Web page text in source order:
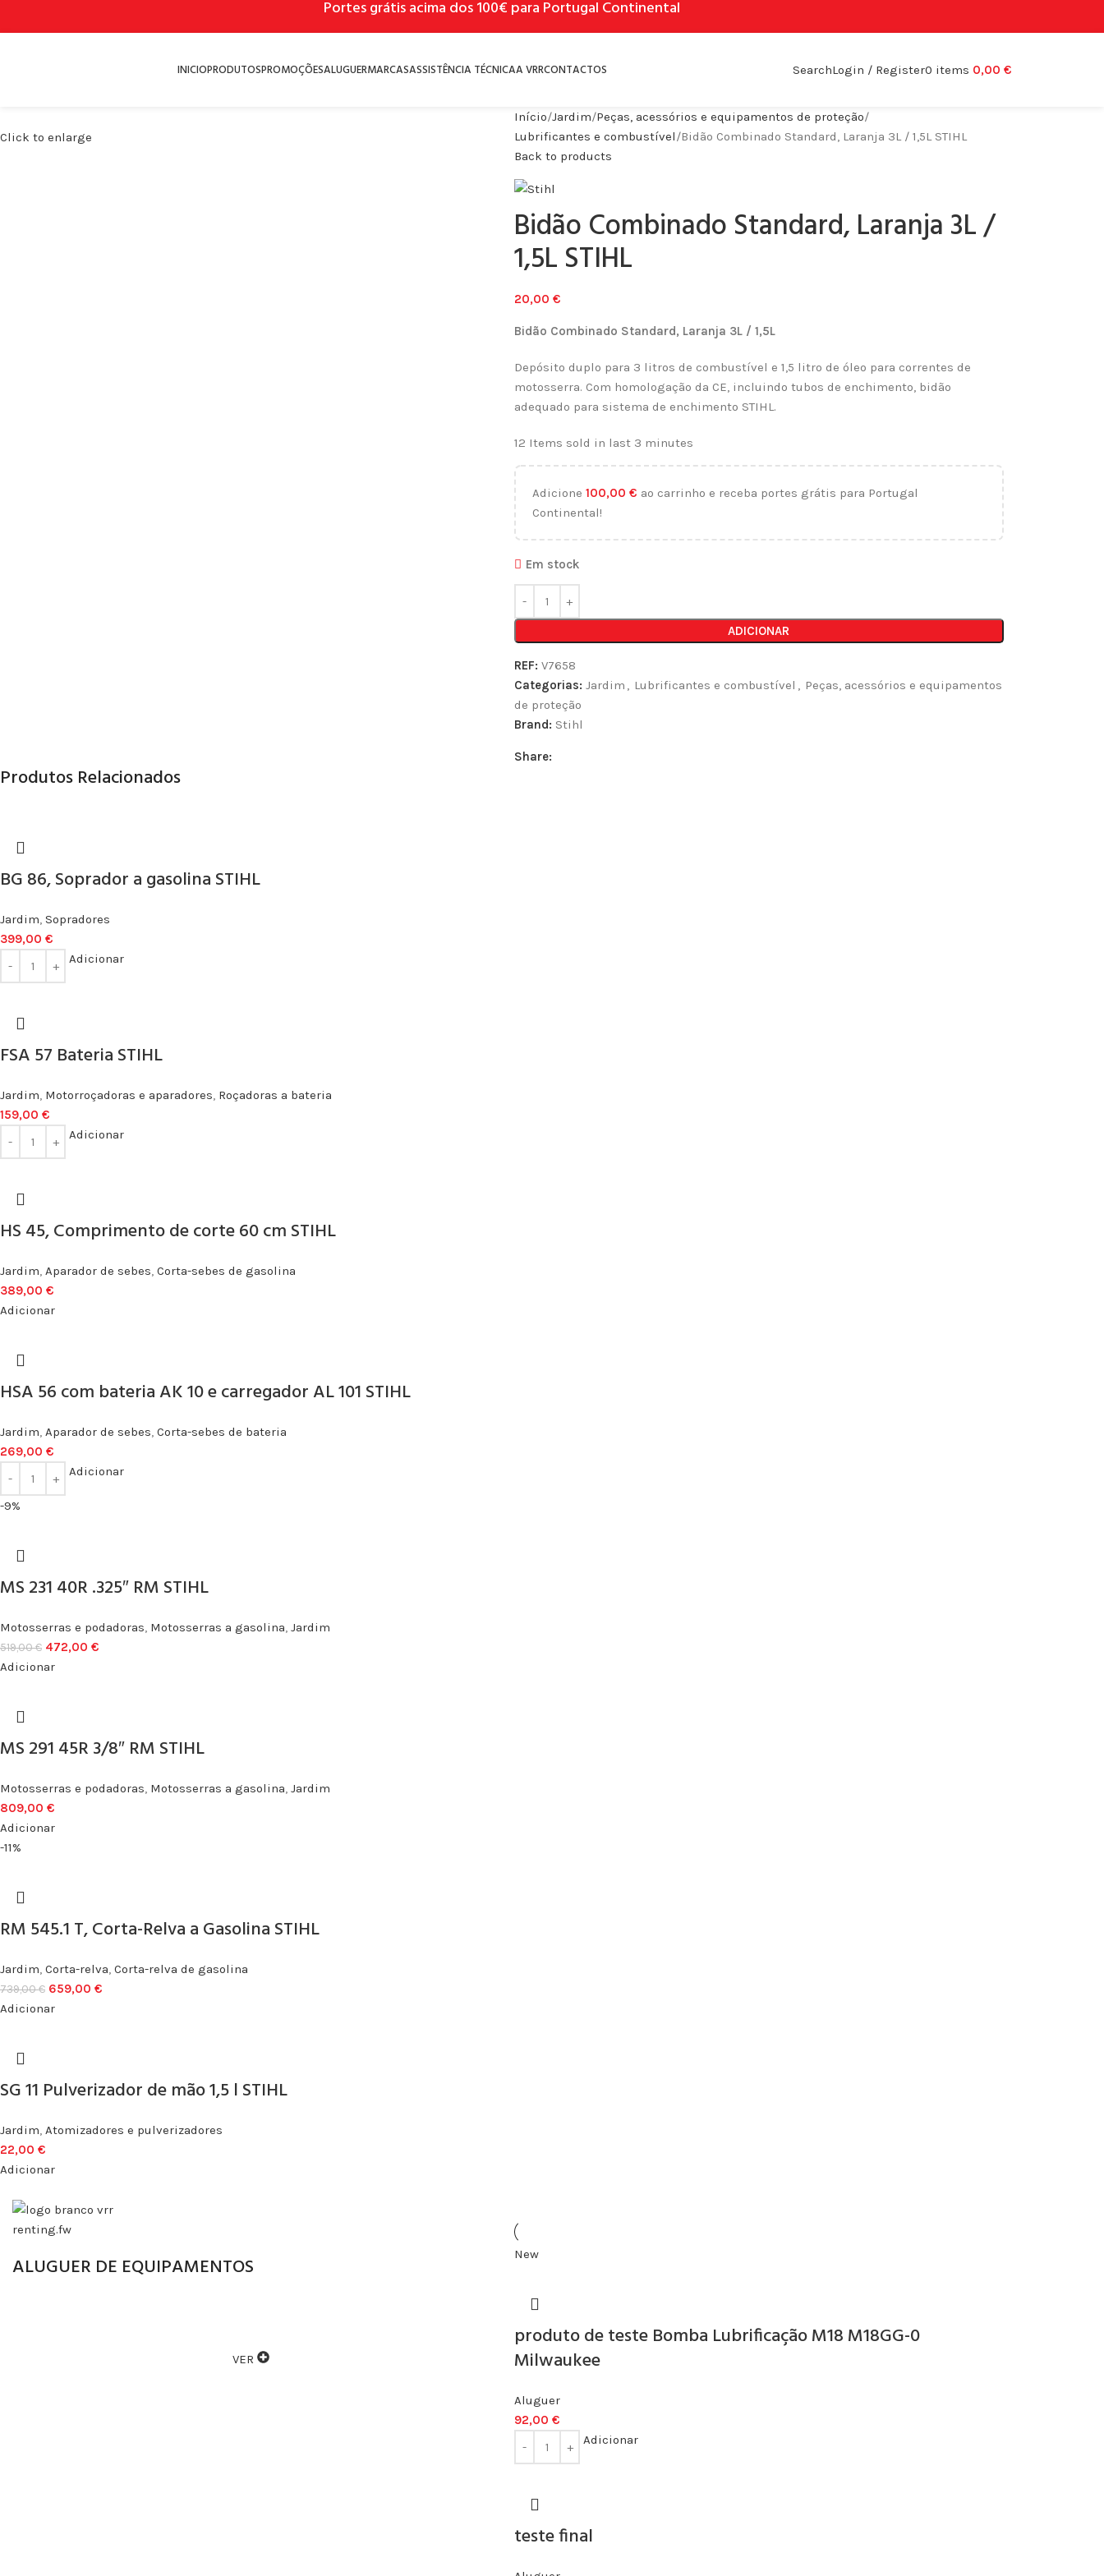
Portes grátis acima dos 100€ para Portugal Continental
INICIOPRODUTOSPROMOÇÕESALUGUERMARCASASSISTÊNCIA TÉCNICAA VRRCONTACTOS SearchLogin / Register0 items 0,00 €
Click to enlarge
Início Jardim Peças, acessórios e equipamentos de proteção
Lubrificantes e combustível Bidão Combinado Standard, Laranja 3L / 1,5L STIHL
Back to products
Bidão Combinado Standard, Laranja 3L /
1,5L STIHL
20,00 €
Bidão Combinado Standard, Laranja 3L / 1,5L
Depósito duplo para 3 litros de combustível e 1,5 litro de óleo para correntes de
motosserra. Com homologação da CE, incluindo tubos de enchimento, bidão
adequado para sistema de enchimento STIHL.
12 Items sold in last 3 minutes
Adicione 100,00 € ao carrinho e receba portes grátis para Portugal
Continental!
Em stock
ADICIONAR
REF: V7658
Categorias: Jardim , Lubrificantes e combustível , Peças, acessórios e equipamentos
de proteção
Brand: Stihl
Share:
Produtos Relacionados
BG 86, Soprador a gasolina STIHL
Jardim, Sopradores
399,00 €
Adicionar
FSA 57 Bateria STIHL
Jardim, Motorroçadoras e aparadores, Roçadoras a bateria
159,00 €
Adicionar
HS 45, Comprimento de corte 60 cm STIHL
Jardim, Aparador de sebes, Corta-sebes de gasolina
389,00 €
Adicionar
HSA 56 com bateria AK 10 e carregador AL 101 STIHL
Jardim, Aparador de sebes, Corta-sebes de bateria
269,00 €
Adicionar
-9%
MS 231 40R .325″ RM STIHL
Motosserras e podadoras, Motosserras a gasolina, Jardim
519,00€ 472,00 €
Adicionar
MS 291 45R 3/8″ RM STIHL
Motosserras e podadoras, Motosserras a gasolina, Jardim
809,00 €
Adicionar
-11%
RM 545.1 T, Corta-Relva a Gasolina STIHL
Jardim, Corta-relva, Corta-relva de gasolina
739,00€ 659,00 €
Adicionar
SG 11 Pulverizador de mão 1,5 l STIHL
Jardim, Atomizadores e pulverizadores
22,00 €
Adicionar
ALUGUER DE EQUIPAMENTOS
VER
New
produto de teste Bomba Lubrificação M18 M18GG-0
Milwaukee
Aluguer
92,00 €
Adicionar
teste final